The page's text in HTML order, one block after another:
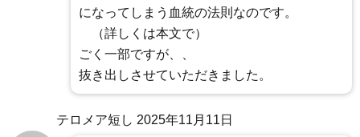
になってしまう血統の法則なのです。
（詳しくは本文で）
ごく一部ですが、、
抜き出しさせていただきました。
テロメア短し 2025年11月11日